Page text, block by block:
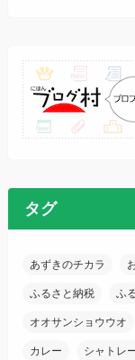
タグ
あずきのチカラ
ふるさと納税 ふ
オオサンショウウオ
カレー シャトレ